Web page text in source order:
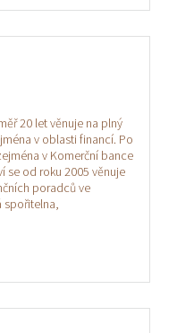
20 let věnuje na plný
v oblasti financí. Po
v Komerční bance
se od roku 2005 věnuje
poradců ve
spořitelna,